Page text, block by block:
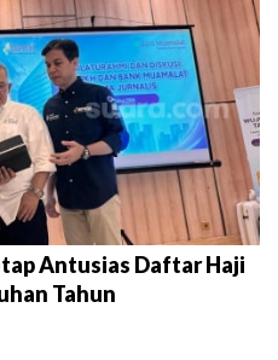
Antusias Daftar Haji
Tahun